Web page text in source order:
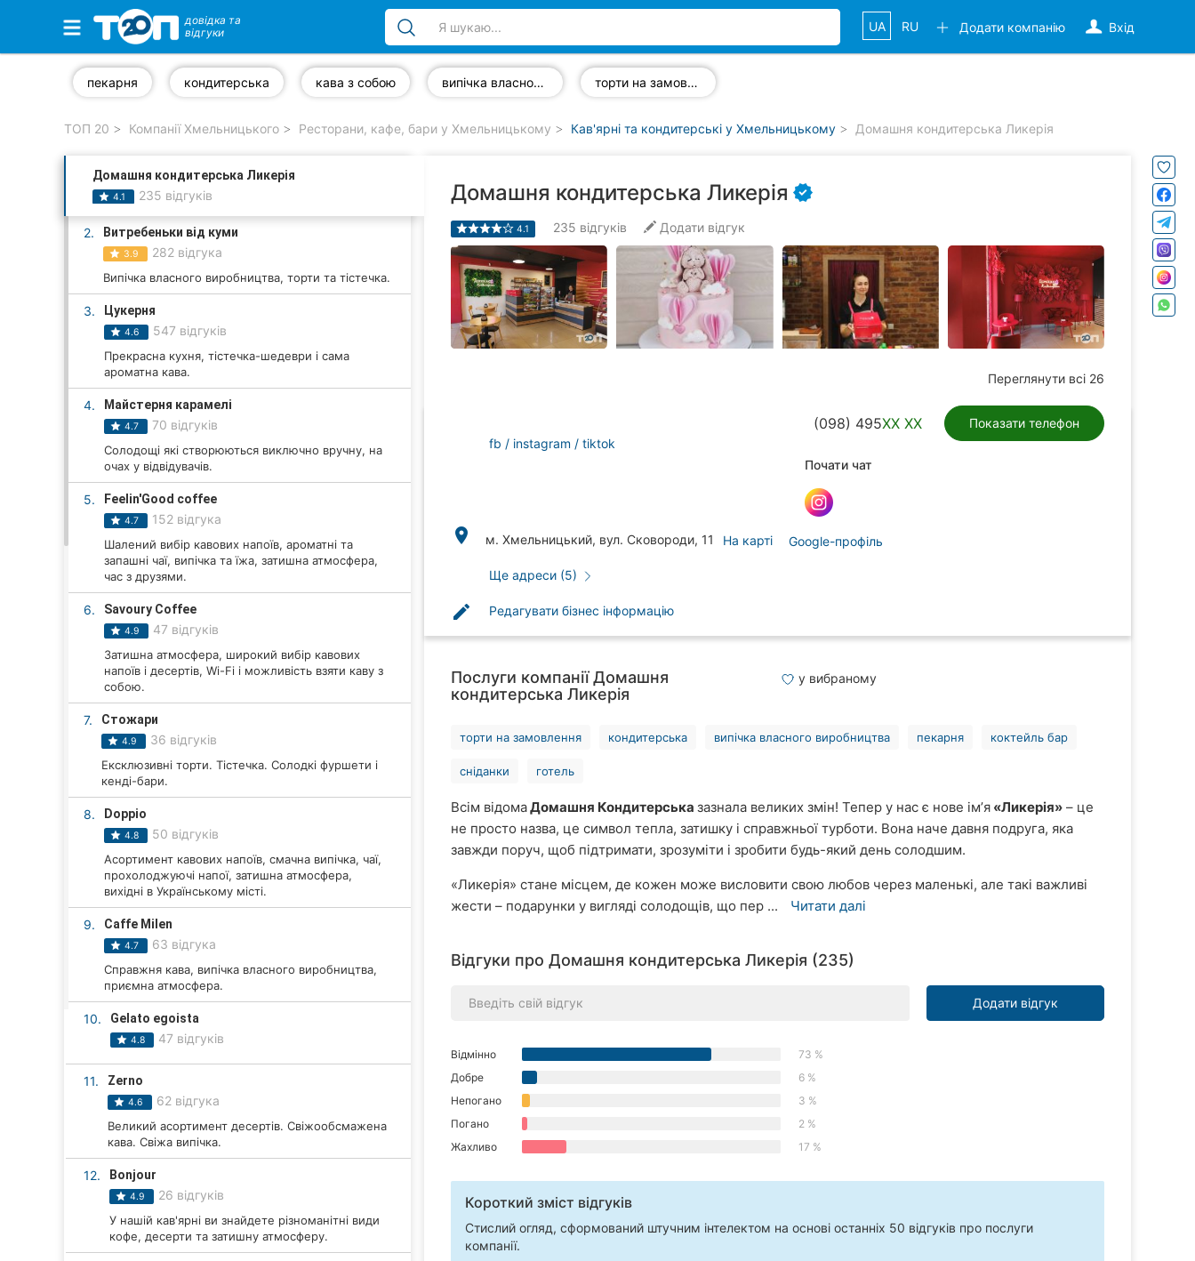
Обрані компанії
Автошколи
Приватні клініки
Стоматології
Ветеринарні клініки
Всі рубрики
Хмельницький
Тернопіль
Кропивницький
Харків
Полтава
Чернівці
довідка та
відгуки
Вхід
Додати компанію
UA RU
пекарня кондитерська кава з собою випічка власного виробництва торти на замовлення
ТОП 20 Компанії Хмельницького Ресторани, кафе, бари у Хмельницькому Кав'ярні та кондитерські у Хмельницькому Домашня кондитерська Ликерія
Домашня кондитерська Ликерія
4.1 235 відгуків
2. Витребеньки від куми
3.9 282 відгука
Випічка власного виробництва, торти та тістечка.
3. Цукерня
4.6 547 відгуків
Прекрасна кухня, тістечка-шедеври і сама
ароматна кава.
4. Майстерня карамелі
4.7 70 відгуків
Солодощі які створюються виключно вручну, на
очах у відвідувачів.
5. Feelin'Good coffee
4.7 152 відгука
Шалений вибір кавових напоїв, ароматні та
запашні чаї, випічка та їжа, затишна атмосфера,
час з друзями.
6. Savoury Coffee
4.9 47 відгуків
Затишна атмосфера, широкий вибір кавових
напоїв і десертів, Wi-Fi і можливість взяти каву з
собою.
7. Стожари
4.9 36 відгуків
Ексклюзивні торти. Тістечка. Солодкі фуршети і
кенді-бари.
8. Doppio
4.8 50 відгуків
Асортимент кавових напоїв, смачна випічка, чаї,
прохолоджуючі напої, затишна атмосфера,
вихідні в Українському місті.
9. Caffe Milen
4.7 63 відгука
Справжня кава, випічка власного виробництва,
приємна атмосфера.
10. Gelato egoista
4.8 47 відгуків
11. Zerno
4.6 62 відгука
Великий асортимент десертів. Свіжообсмажена
кава. Свіжа випічка.
12. Bonjour
4.9 26 відгуків
У нашій кав'ярні ви знайдете різноманітні види
кофе, десерти та затишну атмосферу.
Домашня кондитерська Ликерія
4.1 235 відгуків Додати відгук
Переглянути всі 26
fb instagram tiktok
(098) 495XX XX Показати телефон
Почати чат
place м. Хмельницький, вул. Сковороди, 11 На карті Google-профіль
Ще адреси (5)
edit Редагувати бізнес інформацію
Послуги компанії Домашня
кондитерська Ликерія
у вибраному
торти на замовлення кондитерська випічка власного виробництва пекарня коктейль бар
сніданки готель
Всім відомаДомашня Кондитерська зазнала великих змін! Тепер у нас є нове імʼя «Ликерія» – це
не просто назва, це символ тепла, затишку і справжньої турботи. Вона наче давня подруга, яка
завжди поруч, щоб підтримати, зрозуміти і зробити будь-який день солодшим.
«Ликерія» стане місцем, де кожен може висловити свою любов через маленькі, але такі важливі
жести – подарунки у вигляді солодощів, що пер ...
Читати далі
Відгуки про Домашня кондитерська Ликерія (235)
Додати відгук
Відмінно
73 %
Добре
6 %
Непогано
3 %
Погано
2 %
Жахливо
17 %
Короткий зміст відгуків
Стислий огляд, сформований штучним інтелектом на основі останніх 50 відгуків про послуги
компанії.